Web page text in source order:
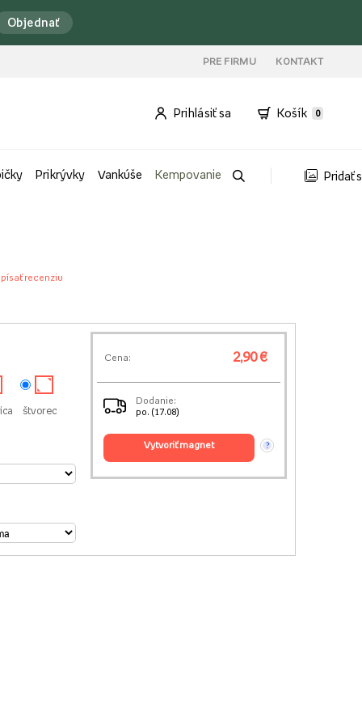
Objednať
PRE FIRMU KONTAKT
Prihlásiť sa Košík 0
Prikrývky Vankúše Kempovanie Pridať
recenziu
štvorec
Cena: 2,90 €
Dodanie:
po. (17.08)
vytvoriť magnet ?